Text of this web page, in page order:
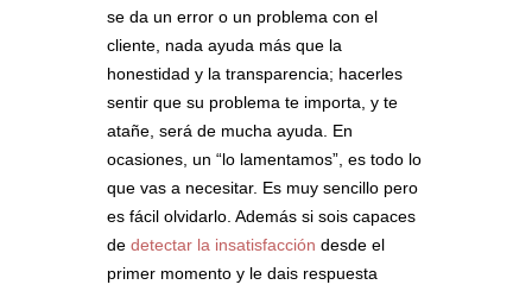
se da un error o un problema con el
cliente, nada ayuda más que la
honestidad y la transparencia; hacerles
sentir que su problema te importa, y te
atañe, será de mucha ayuda. En
ocasiones, un “lo lamentamos”, es todo lo
que vas a necesitar. Es muy sencillo pero
es fácil olvidarlo. Además si sois capaces
de detectar la insatisfacción desde el
primer momento y le dais respuesta